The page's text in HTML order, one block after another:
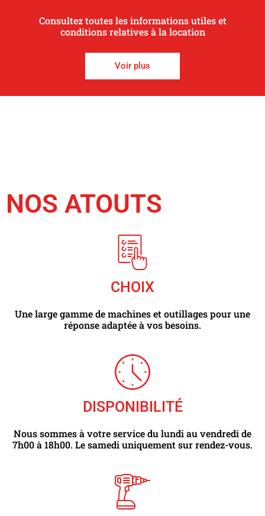
Consultez toutes les informations utiles et
conditions relatives à la location
Voir plus
NOS ATOUTS
CHOIX
Une large gamme de machines et outillages pour une
réponse adaptée à vos besoins.
DISPONIBILITÉ
Nous sommes à votre service du lundi au vendredi de
7h00 à 18h00. Le samedi uniquement sur rendez-vous.